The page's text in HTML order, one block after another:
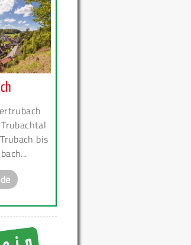
bis